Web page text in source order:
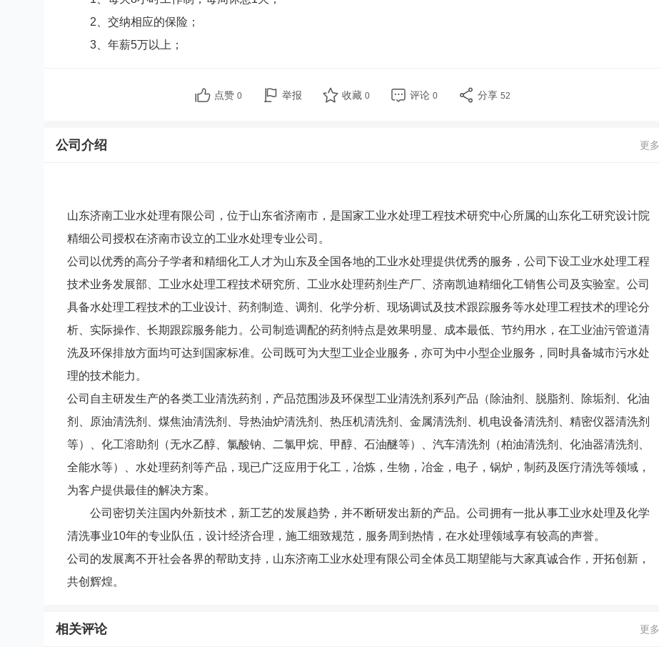
2、交纳相应的保险；
3、年薪5万以上；
点赞 0 举报 收藏 0 评论 0 分享 52
更多
公司介绍
山东济南工业水处理有限公司，位于山东省济南市，是国家工业水处理工程技术研究中心所属的山东化工研究设计院
精细公司授权在济南市设立的工业水处理专业公司。
公司以优秀的高分子学者和精细化工人才为山东及全国各地的工业水处理提供优秀的服务，公司下设工业水处理工程
技术业务发展部、工业水处理工程技术研究所、工业水处理药剂生产厂、济南凯迪精细化工销售公司及实验室。公司
具备水处理工程技术的工业设计、药剂制造、调剂、化学分析、现场调试及技术跟踪服务等水处理工程技术的理论分
析、实际操作、长期跟踪服务能力。公司制造调配的药剂特点是效果明显、成本最低、节约用水，在工业油污管道清
洗及环保排放方面均可达到国家标准。公司既可为大型工业企业服务，亦可为中小型企业服务，同时具备城市污水处
理的技术能力。
公司自主研发生产的各类工业清洗药剂，产品范围涉及环保型工业清洗剂系列产品（除油剂、脱脂剂、除垢剂、化油
剂、原油清洗剂、煤焦油清洗剂、导热油炉清洗剂、热压机清洗剂、金属清洗剂、机电设备清洗剂、精密仪器清洗剂
等）、化工溶助剂（无水乙醇、氯酸钠、二氯甲烷、甲醇、石油醚等）、汽车清洗剂（柏油清洗剂、化油器清洗剂、
全能水等）、水处理药剂等产品， 现已广泛应用于化工，冶炼，生物，冶金，电子，锅炉，制药及医疗清洗等领域，
为客户提供最佳的解决方案。
公司密切关注国内外新技术，新工艺的发展趋势，并不断研发出新的产品。公司拥有一批从事工业水处理及化学
清洗事业10年的专业队伍，设计经济合理，施工细致规范，服务周到热情，在水处理领域享有较高的声誉。
公司的发展离不开社会各界的帮助支持，山东济南工业水处理有限公司全体员工期望能与大家真诚合作，开拓创新，
共创辉煌。
更多
相关评论